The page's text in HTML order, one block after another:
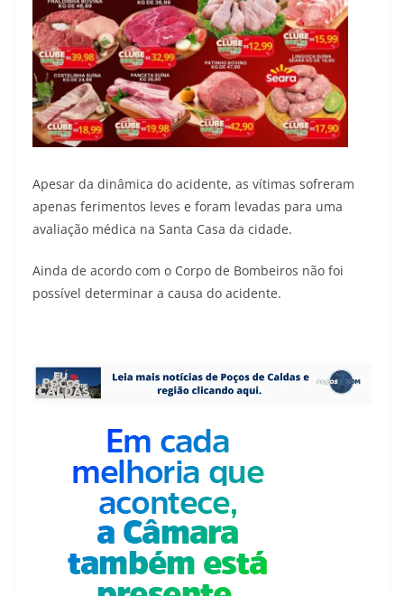
Apesar da dinâmica do acidente, as vítimas sofreram
apenas ferimentos leves e foram levadas para uma
avaliação médica na Santa Casa da cidade.
Ainda de acordo com o Corpo de Bombeiros não foi
possível determinar a causa do acidente.